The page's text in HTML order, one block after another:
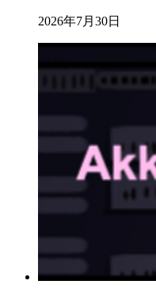
2026年7月30日